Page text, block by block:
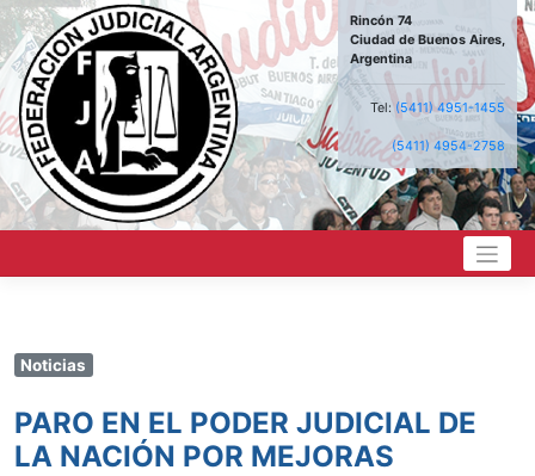
Saltar
contenido
Rincón 74
Ciudad de Buenos Aires,
Argentina
Tel:(5411) 4951-1455
(5411) 4954-2758
Noticias
PARO EN EL PODER JUDICIAL DE
LA NACIÓN POR MEJORAS